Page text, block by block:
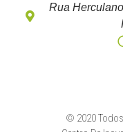
Rua
© 2020